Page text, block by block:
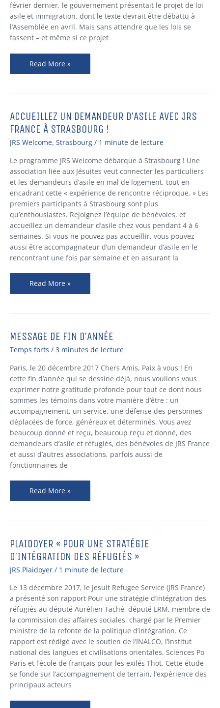
février dernier, le gouvernement présentait le projet de loi
asile et immigration, dont le texte devrait être débattu à
l’Assemblée en avril. Mais sans attendre que les lois se
fassent – et même si ce projet
Read More »
ACCUEILLEZ UN DEMANDEUR D’ASILE AVEC JRS
FRANCE À STRASBOURG !
JRS Welcome, Strasbourg / 1 minute de lecture
Le programme JRS Welcome débarque à Strasbourg ! Une
association liée aux Jésuites veut connecter les particuliers
et les demandeurs d’asile en mal de logement, tout en
encadrant cette « expérience de rencontre réciproque. » Les
premiers participants à Strasbourg sont plus
qu’enthousiastes. Rejoignez l’équipe de bénévoles, et
accueillez un demandeur d’asile chez vous pendant 4 à 6
semaines. Si vous ne pouvez pas accueillir, vous pouvez
aussi être accompagnateur d’un demandeur d’asile en le
rencontrant une fois par semaine et en assurant la
ACCUEILLEZ
UN
D’ASILE
AVEC
JRS
FRANCE
À
STRASBOURG
!
Read More »
MESSAGE DE FIN D’ANNÉE
Temps forts / 3 minutes de lecture
Paris, le 20 décembre 2017 Chers Amis, Paix à vous ! En
cette fin d’année qui se dessine déjà, nous voulions vous
exprimer notre gratitude profonde pour tout ce dont nous
sommes les témoins dans votre manière d’être : un
accompagnement, un service, une défense des personnes
déplacées de force, généreux et déterminés. Vous avez
beaucoup donné et reçu, beaucoup reçu et donné, des
demandeurs d’asile et réfugiés, des bénévoles de JRS France
et aussi d’autres associations, parfois aussi de
fonctionnaires de
Message
de
d’année
Read More »
PLAIDOYER « POUR UNE STRATÉGIE
D’INTÉGRATION DES RÉFUGIÉS »
JRS Plaidoyer / 1 minute de lecture
Le 13 décembre 2017, le Jesuit Refugee Service (JRS France)
a présenté son rapport Pour une stratégie d’intégration des
réfugiés au député Aurélien Taché, député LRM, membre de
la commission des affaires sociales, chargé par le Premier
ministre de la refonte de la politique d’intégration. Ce
rapport est rédigé avec le soutien de l’INALCO, l’Institut
national des langues et civilisations orientales, Sciences Po
Paris et l’école de français pour les exilés Thot. Cette étude
se fonde sur l’accompagnement de terrain, l’expérience des
principaux acteurs
PLAIDOYER
« POUR
STRATÉGIE
D’INTÉGRATION
DES
RÉFUGIÉS »